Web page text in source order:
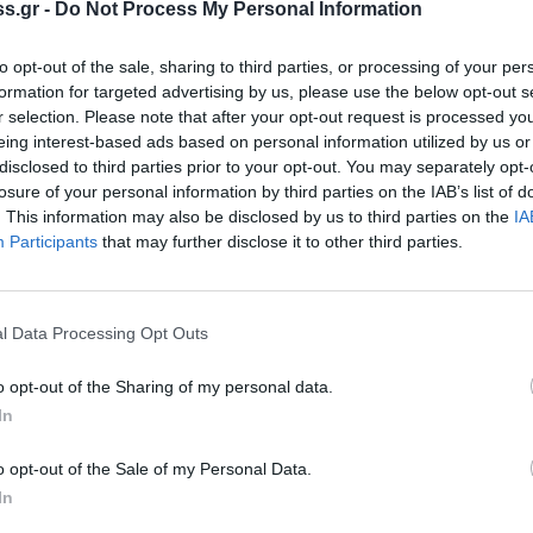
- Do Not Process My Personal Information
opt-out of the sale, sharing to third parties, or processing of your
for targeted advertising by us, please use the below opt-out
selection. Please note that after your opt-out request is processed
interest-based ads based on personal information utilized by us
to third parties prior to your opt-out. You may separately
of your personal information by third parties on the IAB’s list of
This information may also be disclosed by us to third parties on the
Participants that may further disclose it to other third parties.
Data Processing Opt Outs
opt-out of the Sharing of my personal data.
opt-out of the Sale of my Personal Data.
από χρέη και να κάνει μια νέα
και ιδιαίτερα τη μητέρα του, η οποία
να εργάζεται στα χωράφια μαζί με
την οικονομική του άνεση. Ήταν μόλις
άλλαξε ούτε επάγγελμα, ούτε τις
για δεύτερη φορά. Τα ξημερώματα μιας
έχασε τον έλεγχο του αυτοκινήτου
που ακολουθούσαν με δεύτερο
δυστυχήματος.